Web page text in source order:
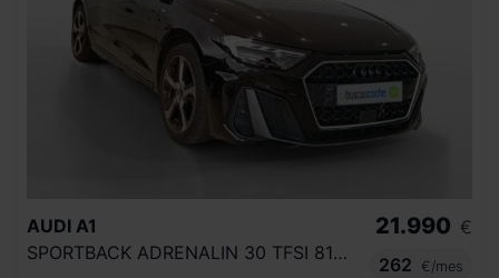
AUDI A1
SPORTBACK ADRENALIN 30 TFSI 81KW S TRON
21.990 €
262
€/mes